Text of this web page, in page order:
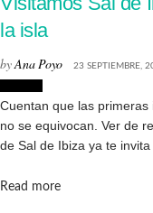
la isla
byAna Poyo 23 SEPTIEMBRE,
Cuentan que las
no se equivocan. Ver de
de Sal de Ibiza ya te
Read moreDetails